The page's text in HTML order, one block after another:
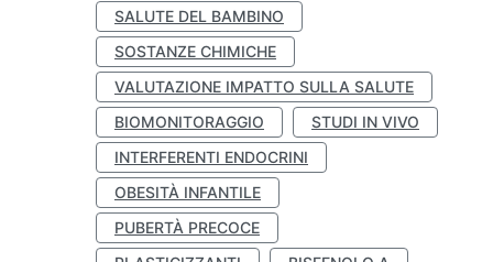
SALUTE DEL BAMBINO
SOSTANZE CHIMICHE
VALUTAZIONE IMPATTO SULLA SALUTE
BIOMONITORAGGIO
STUDI IN VIVO
INTERFERENTI ENDOCRINI
OBESITÀ INFANTILE
PUBERTÀ PRECOCE